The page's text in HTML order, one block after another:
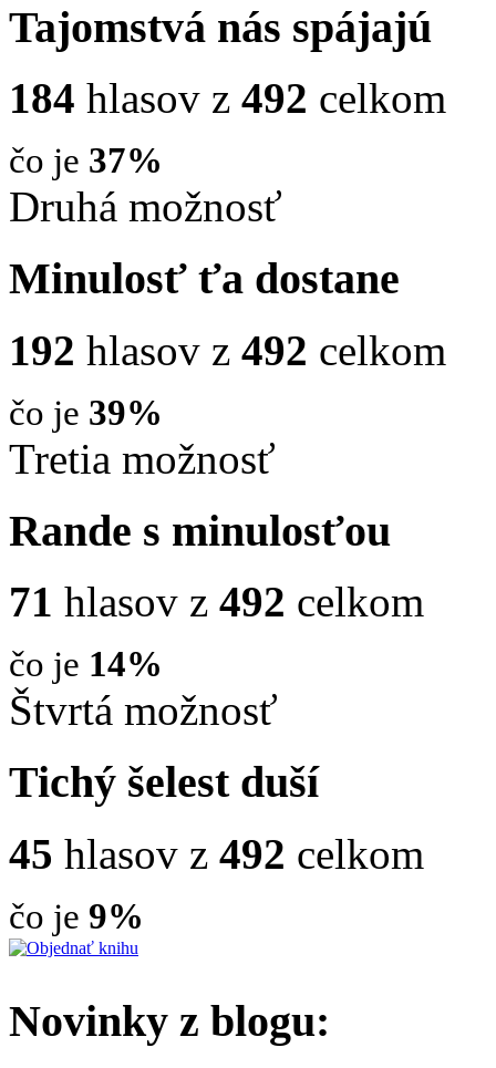
Tajomstvá nás spájajú
184 hlasov z 492 celkom
čo je 37%
Druhá možnosť
Minulosť ťa dostane
192 hlasov z 492 celkom
čo je 39%
Tretia možnosť
Rande s minulosťou
71 hlasov z 492 celkom
čo je 14%
Štvrtá možnosť
Tichý šelest duší
45 hlasov z 492 celkom
čo je 9%
Novinky z blogu: